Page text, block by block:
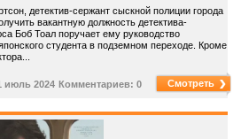
детектив-сержант сыскной полиции города
вакантную должность детектива-
Боб Тоал поручает ему руководство
студента в подземном переходе. Кроме
июль 2024 Комментариев: 0 Смотреть